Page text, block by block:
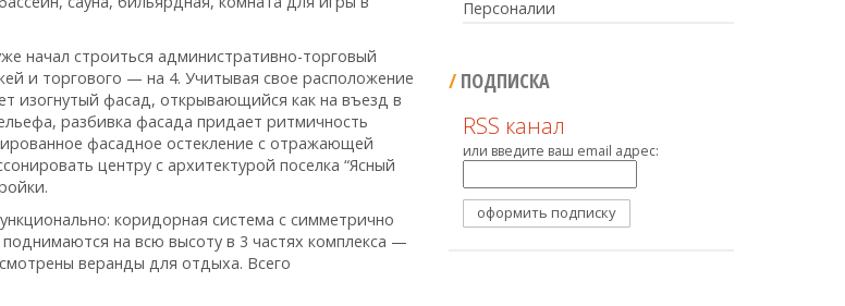
начал строиться административно-торговый
и торгового — на 4. Учитывая свое расположение
изогнутый фасад, открывающийся как на въезд в
разбивка фасада придает ритмичность
фасадное остекление с отражающей
центру с архитектурой поселка “Ясный
коридорная система с симметрично
на всю высоту в 3 частях комплекса —
веранды для отдыха. Всего
Персоналии
ПОДПИСКА
RSS канал
или введите ваш email адрес: